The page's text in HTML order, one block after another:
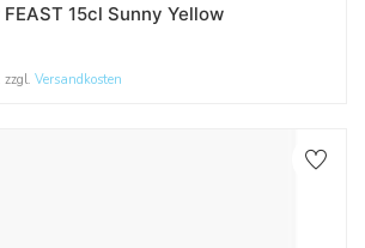
15cl Sunny Yellow
Versandkosten